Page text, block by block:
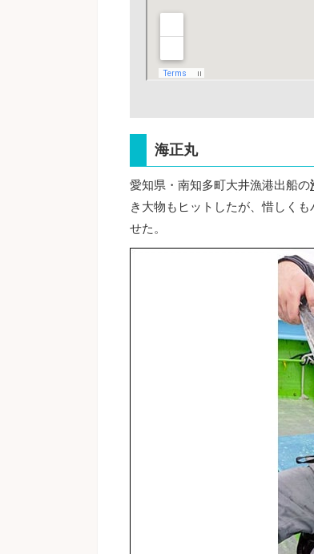
海正丸
愛知県・南知多町大井漁港出船の
き大物もヒットしたが、惜しく
せた。